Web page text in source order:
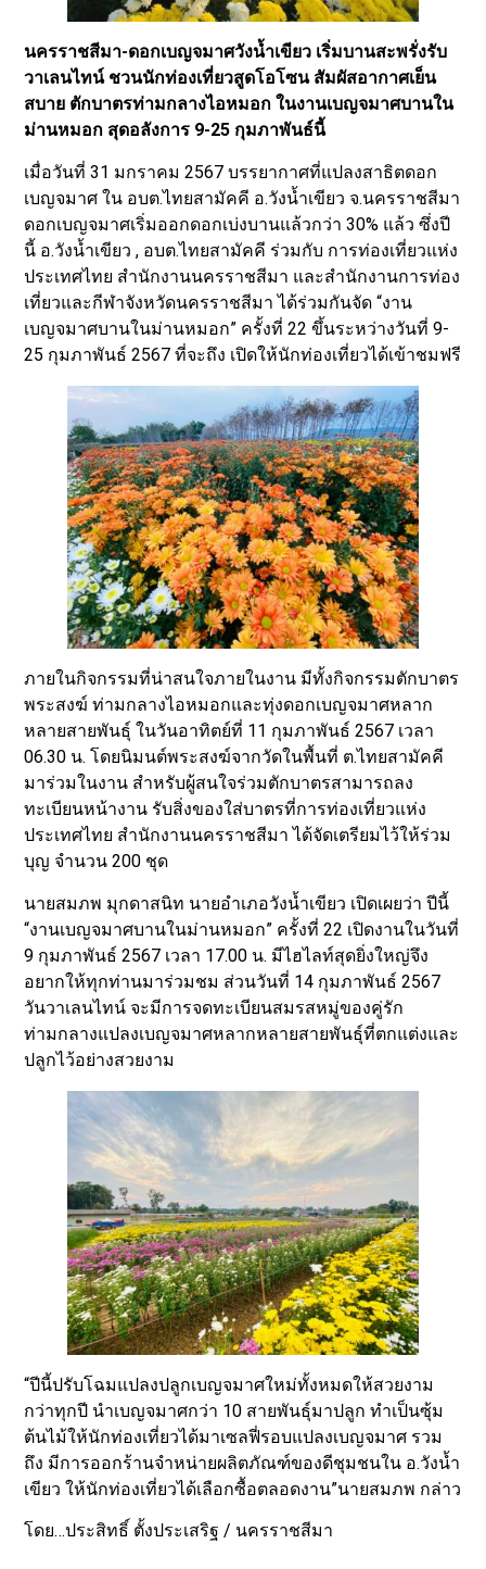
นครราชสีมา-ดอกเบญจมาศวังน้ำเขียว เริ่มบานสะพรั่งรับ
วาเลนไทน์ ชวนนักท่องเที่ยวสูดโอโซน สัมผัสอากาศเย็น
สบาย ตักบาตรท่ามกลางไอหมอก ในงานเบญจมาศบานใน
ม่านหมอก สุดอลังการ 9-25 กุมภาพันธ์นี้
เมื่อวันที่ 31 มกราคม 2567 บรรยากาศที่แปลงสาธิตดอก
เบญจมาศ ใน อบต.ไทยสามัคคี อ.วังน้ำเขียว จ.นครราชสีมา
ดอกเบญจมาศเริ่มออกดอกเบ่งบานแล้วกว่า 30% แล้ว ซึ่งปี
นี้ อ.วังน้ำเขียว , อบต.ไทยสามัคคี ร่วมกับ การท่องเที่ยวแห่ง
ประเทศไทย สำนักงานนครราชสีมา และสำนักงานการท่อง
เที่ยวและกีฬาจังหวัดนครราชสีมา ได้ร่วมกันจัด “งาน
เบญจมาศบานในม่านหมอก” ครั้งที่ 22 ขึ้นระหว่างวันที่ 9-
25 กุมภาพันธ์ 2567 ที่จะถึง เปิดให้นักท่องเที่ยวได้เข้าชมฟรี
ภายในกิจกรรมที่น่าสนใจภายในงาน มีทั้งกิจกรรมตักบาตร
พระสงฆ์ ท่ามกลางไอหมอกและทุ่งดอกเบญจมาศหลาก
หลายสายพันธุ์ ในวันอาทิตย์ที่ 11 กุมภาพันธ์ 2567 เวลา
06.30 น. โดยนิมนต์พระสงฆ์จากวัดในพื้นที่ ต.ไทยสามัคคี
มาร่วมในงาน สำหรับผู้สนใจร่วมตักบาตรสามารถลง
ทะเบียนหน้างาน รับสิ่งของใส่บาตรที่การท่องเที่ยวแห่ง
ประเทศไทย สำนักงานนครราชสีมา ได้จัดเตรียมไว้ให้ร่วม
บุญ จำนวน 200 ชุด
นายสมภพ มุกดาสนิท นายอำเภอวังน้ำเขียว เปิดเผยว่า ปีนี้
“งานเบญจมาศบานในม่านหมอก” ครั้งที่ 22 เปิดงานในวันที่
9 กุมภาพันธ์ 2567 เวลา 17.00 น. มีไฮไลท์สุดยิ่งใหญ่จึง
อยากให้ทุกท่านมาร่วมชม ส่วนวันที่ 14 กุมภาพันธ์ 2567
วันวาเลนไทน์ จะมีการจดทะเบียนสมรสหมู่ของคู่รัก
ท่ามกลางแปลงเบญจมาศหลากหลายสายพันธุ์ที่ตกแต่งและ
ปลูกไว้อย่างสวยงาม
“ปีนี้ปรับโฉมแปลงปลูกเบญจมาศใหม่ทั้งหมดให้สวยงาม
กว่าทุกปี นำเบญจมาศกว่า 10 สายพันธุ์มาปลูก ทำเป็นซุ้ม
ต้นไม้ให้นักท่องเที่ยวได้มาเซลฟี่รอบแปลงเบญจมาศ รวม
ถึง มีการออกร้านจำหน่ายผลิตภัณฑ์ของดีชุมชนใน อ.วังน้ำ
เขียว ให้นักท่องเที่ยวได้เลือกซื้อตลอดงาน”นายสมภพ กล่าว
โดย…ประสิทธิ์ ตั้งประเสริฐ / นครราชสีมา